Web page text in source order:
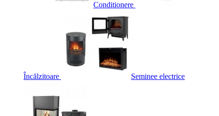
Conditionere
Încălzitoare Seminee electrice